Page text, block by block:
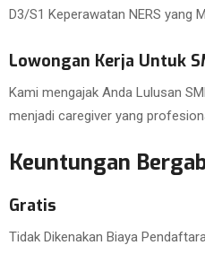
D3/S1 Keperawatan NERS yang
Lowongan Kerja Untuk
Kami mengajak Anda Lulusan
menjadi caregiver yang
Keuntungan
Gratis
Tidak Dikenakan Biaya